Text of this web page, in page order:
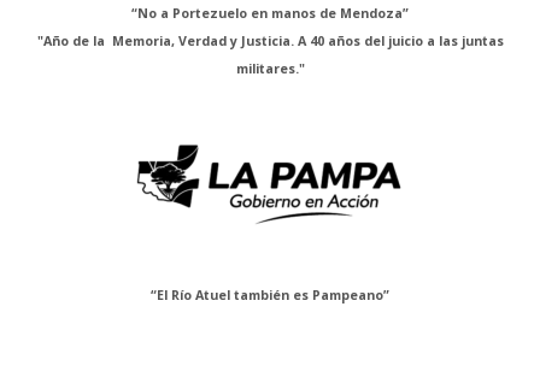
“No a Portezuelo en manos de Mendoza”
"Año de la Memoria, Verdad y Justicia. A 40 años del juicio a las juntas
militares."
“El Río Atuel también es Pampeano”